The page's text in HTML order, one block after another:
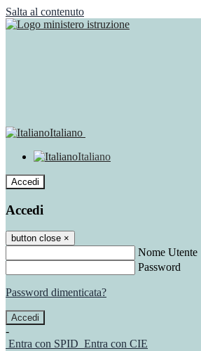
Salta al contenuto
Italiano
Italiano
Accedi
Accedi
button close ×
Nome Utente
Password
Password dimenticata?
-
Entra con SPID Entra con CIE